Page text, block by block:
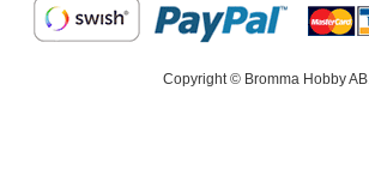
Copyright © Bromma Hobby AB..